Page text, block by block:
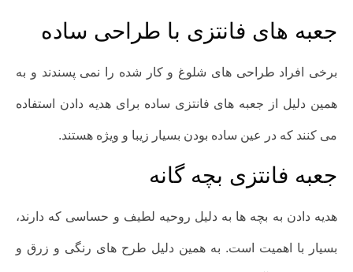
جعبه های فانتزی با طراحی ساده
برخی افراد طراحی های شلوغ و کار شده را نمی پسندند و به
همین دلیل از جعبه های فانتزی ساده برای هدیه دادن استفاده
می کنند که در عین ساده بودن بسیار زیبا و ویژه هستند.
جعبه فانتزی بچه گانه
هدیه دادن به بچه ها به دلیل روحیه لطیف و حساسی که دارند،
بسیار با اهمیت است. به همین دلیل طرح های رنگی و زرق و